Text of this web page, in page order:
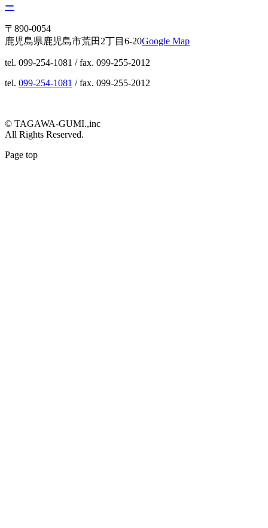
ー
〒890-0054
鹿児島県鹿児島市荒田2丁目6-20Google Map
tel. 099-254-1081 / fax. 099-255-2012
tel. 099-254-1081 / fax. 099-255-2012
© TAGAWA-GUMI.,inc
All Rights Reserved.
Page top